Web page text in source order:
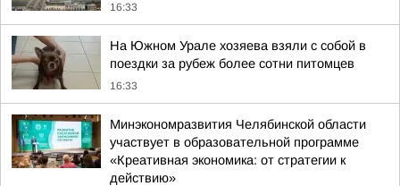
16:33
На Южном Урале хозяева взяли с собой в
поездки за рубеж более сотни питомцев
16:33
Минэкономразвития Челябинской области
участвует в образовательной программе
«Креативная экономика: от стратегии к
действию»